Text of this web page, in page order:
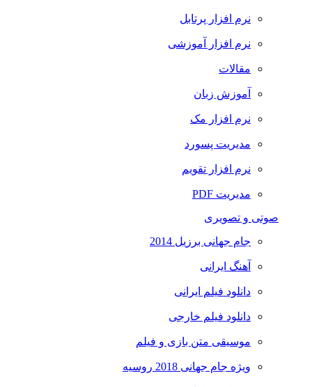
نرم افزار پرتابل
نرم افزار آموزشی
مقالات
آموزش زبان
نرم افزار مک
مدیریت پسورد
نرم افزار تقویم
مدیریت PDF
صوتی و تصویری
جام جهانی برزیل 2014
آهنگ ایرانی
دانلود فیلم ایرانی
دانلود فیلم خارجی
موسیقی متن بازی و فیلم
ویژه جام جهانی 2018 روسیه